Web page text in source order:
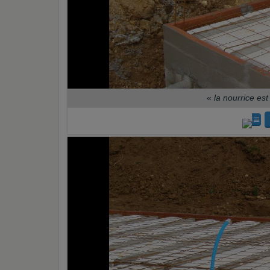
« la nourrice